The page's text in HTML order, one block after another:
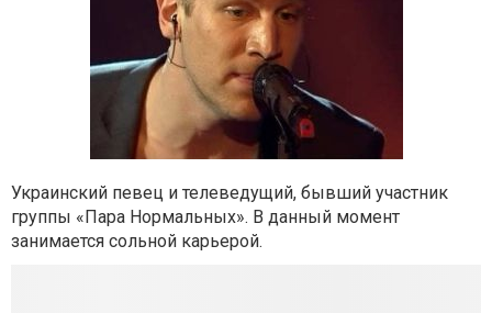
Украинский певец и телеведущий, бывший участник
группы «Пара Нормальных». В данный момент
занимается сольной карьерой.